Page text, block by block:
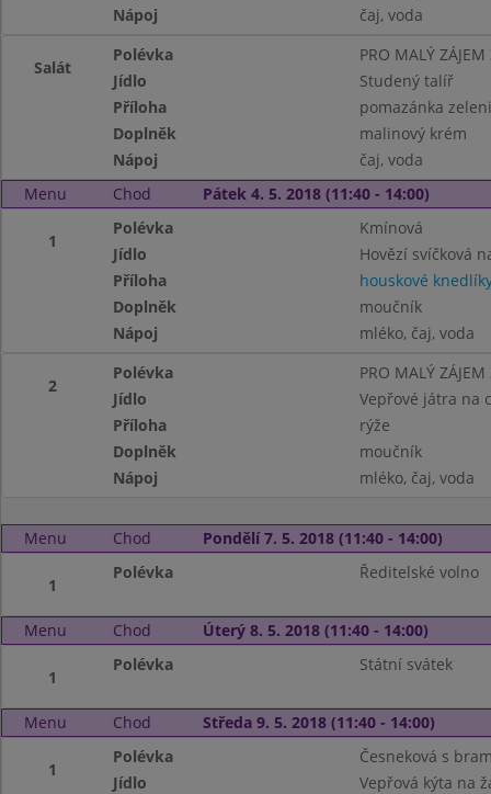
Nápoj
čaj, voda
Salát
Polévka
PRO MALÝ
Jídlo
Studený talíř
Příloha
pomazánka
Doplněk
malinový krém
Nápoj
čaj, voda
Menu
Chod Pátek 4. 5. 2018 (11:40 - 14:00)
1
Polévka
Kmínová
Jídlo
Hovězí svíčková
Příloha
houskové
Doplněk
moučník
Nápoj
mléko, čaj, voda
2
Polévka
PRO MALÝ
Jídlo
Vepřové játra na
Příloha
rýže
Doplněk
moučník
Nápoj
mléko, čaj, voda
Menu Chod Pondělí 7. 5. 2018 (11:40 - 14:00)
1
Polévka Ředitelské volno
Menu Chod Úterý 8. 5. 2018 (11:40 - 14:00)
1
Polévka Státní svátek
Menu Chod Středa 9. 5. 2018 (11:40 - 14:00)
1
Polévka
Česneková s
Jídlo
Vepřová kýta na